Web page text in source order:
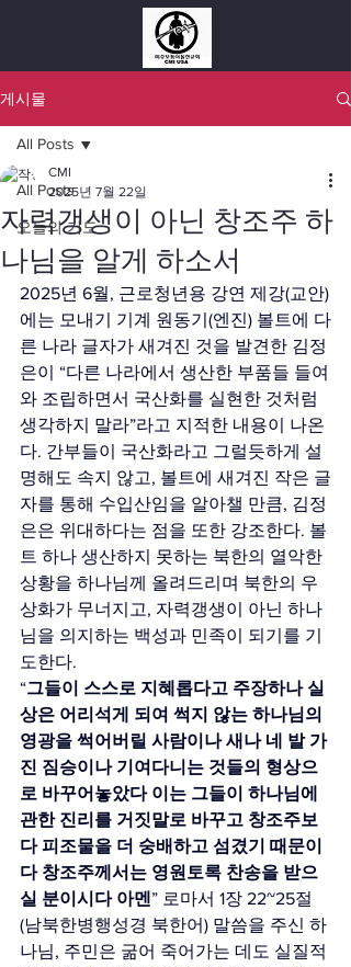
게시물
All Posts
오늘의 기도
All Posts
자력갱생이 아닌 창조주 하
나님을 알게 하소서
CMI
2025년 7월 22일
2025년 6월, 근로청년용 강연 제강(교안)
에는 모내기 기계 원동기(엔진) 볼트에 다
른 나라 글자가 새겨진 것을 발견한 김정
은이 “다른 나라에서 생산한 부품들 들여
와 조립하면서 국산화를 실현한 것처럼
생각하지 말라”라고 지적한 내용이 나온
다. 간부들이 국산화라고 그럴듯하게 설
명해도 속지 않고, 볼트에 새겨진 작은 글
자를 통해 수입산임을 알아챌 만큼, 김정
은은 위대하다는 점을 또한 강조한다. 볼
트 하나 생산하지 못하는 북한의 열악한
상황을 하나님께 올려드리며 북한의 우
상화가 무너지고, 자력갱생이 아닌 하나
님을 의지하는 백성과 민족이 되기를 기
도한다.
“그들이 스스로 지혜롭다고 주장하나 실
상은 어리석게 되여 썩지 않는 하나님의
영광을 썩어버릴 사람이나 새나 네 발 가
진 짐승이나 기여다니는 것들의 형상으
로 바꾸어놓았다 이는 그들이 하나님에
관한 진리를 거짓말로 바꾸고 창조주보
다 피조물을 더 숭배하고 섬겼기 때문이
다 창조주께서는 영원토록 찬송을 받으
실 분이시다 아멘 ” 로마서 1장 22~25절
(남북한병행성경 북한어) 말씀을 주신 하
나님, 주민은 굶어 죽어가는 데도 실질적